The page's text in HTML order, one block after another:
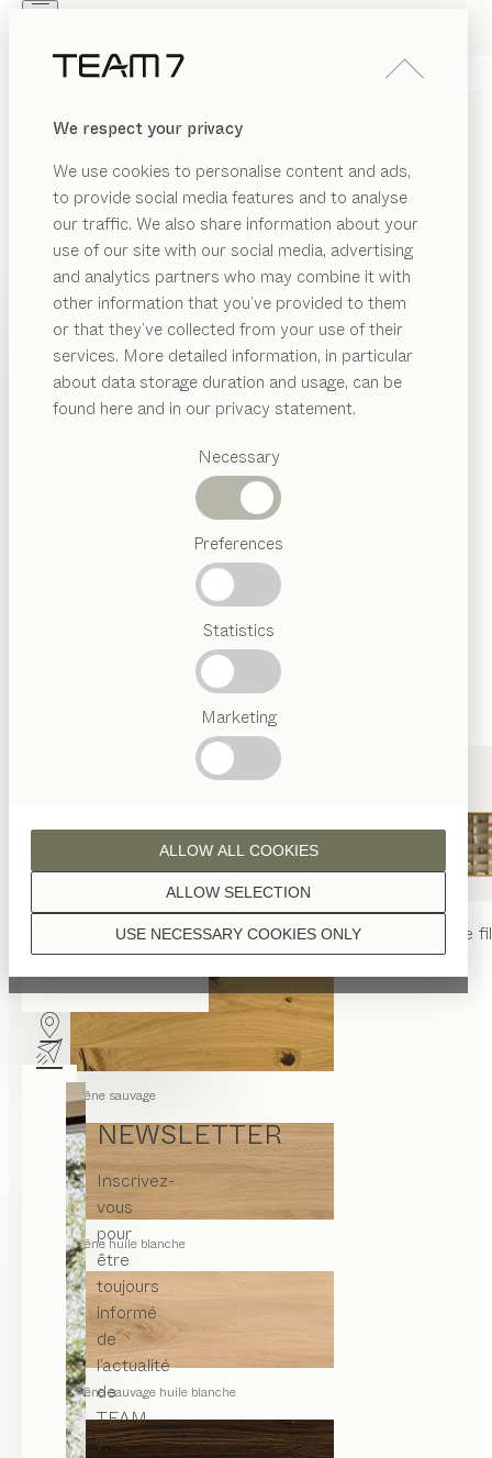
We respect your privacy
We use cookies to personalise content and ads,
to provide social media features and to analyse
our traffic. We also share information about your
use of our site with our social media, advertising
and analytics partners who may combine it with
other information that you’ve provided to them
or that they’ve collected from your use of their
services. More detailed information, in particular
about data storage duration and usage, can be
found here and in our privacy statement.
Necessary
Preferences
Statistics
Marketing
USE NECESSARY COOKIES ONLY
ALLOW SELECTION
ALLOW ALL COOKIES
PRODUITS
INSPIRATION
REVENDEUR
Catégories
suggérées
Artisanat
Autrichien
tablenya chaisenya rayonnage
NEWSLETTER
Inscrivez-
vous
pour
être
toujours
informé
de
l’actualité
de
TEAM
7.
PRODUITS
INSPIRATION
QUI SOMMES-NOUS
REVENDEUR
BUFFETS BAScubus
Sebastian Desch
L’élégance des buffets cubus s’exprime à travers leur
pureté. Les lignes épurées sont un véritable hommage
au grain harmonieux du bois et à la perfection de
l’artisanat.
TROUVER UN REVENDEUR
ESSENCES DE BOIS
Sauf stipulation contraire, toutes les surfaces en bois
sont traitées à l’huile naturelle.
chêne sauvage
chêne huile blanche
chêne sauvage huile blanche